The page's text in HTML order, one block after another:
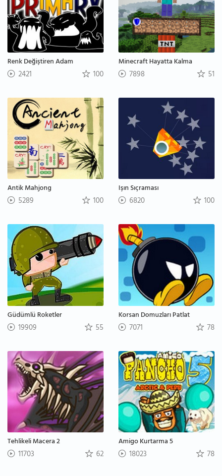
Renk Değiştiren Adam
2421 100
Minecraft Hayatta Kalma
7898 51
Antik Mahjong
5289 100
Işın Sıçraması
6820 100
Güdümlü Roketler
19909 55
Korsan Domuzları Patlat
7071 78
Tehlikeli Macera 2
11703 62
Amigo Kurtarma 5
18023 78